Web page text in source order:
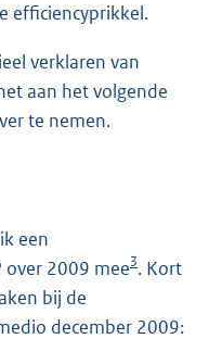
efficiencyprikkel.
verklaren van
aan het volgende
te nemen.
een
over 2009 mee3. Kort
bij de
december 2009: